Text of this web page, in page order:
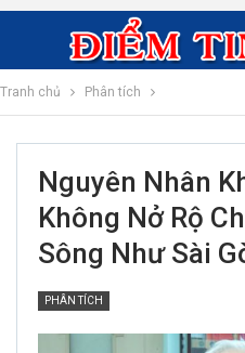
Tranh chủ Phân tích
Nguyên Nhân
Không Nở Rộ
Sông Như Sài
PHÂN TÍCH